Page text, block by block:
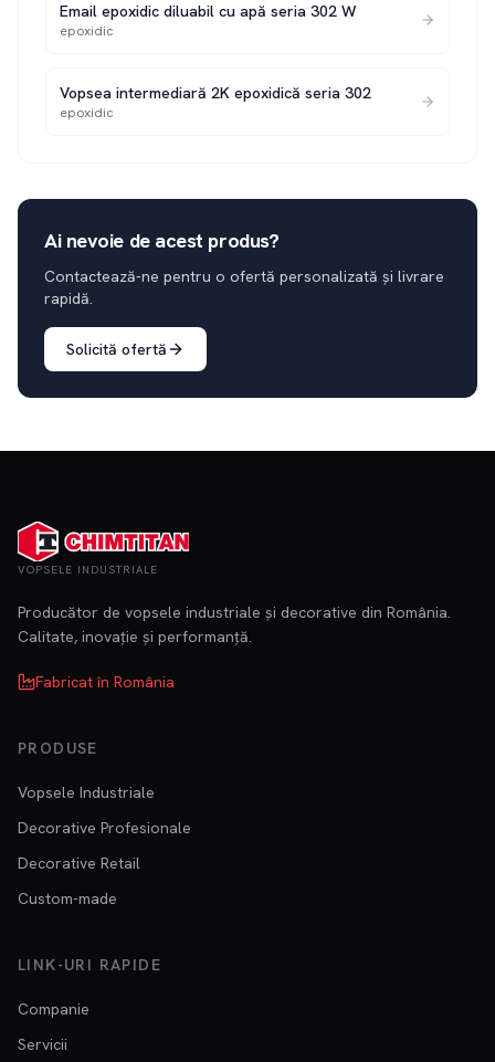
Email epoxidic diluabil cu apă seria 302 W
epoxidic
Vopsea intermediară 2K epoxidică seria 302
epoxidic
Ai nevoie de acest produs?
Contactează-ne pentru o ofertă personalizată și livrare
rapidă.
Solicită ofertă
VOPSELE INDUSTRIALE
Producător de vopsele industriale și decorative din România.
Calitate, inovație și performanță.
Fabricat în România
PRODUSE
Vopsele Industriale
Decorative Profesionale
Decorative Retail
Custom-made
LINK-URI RAPIDE
Companie
Servicii